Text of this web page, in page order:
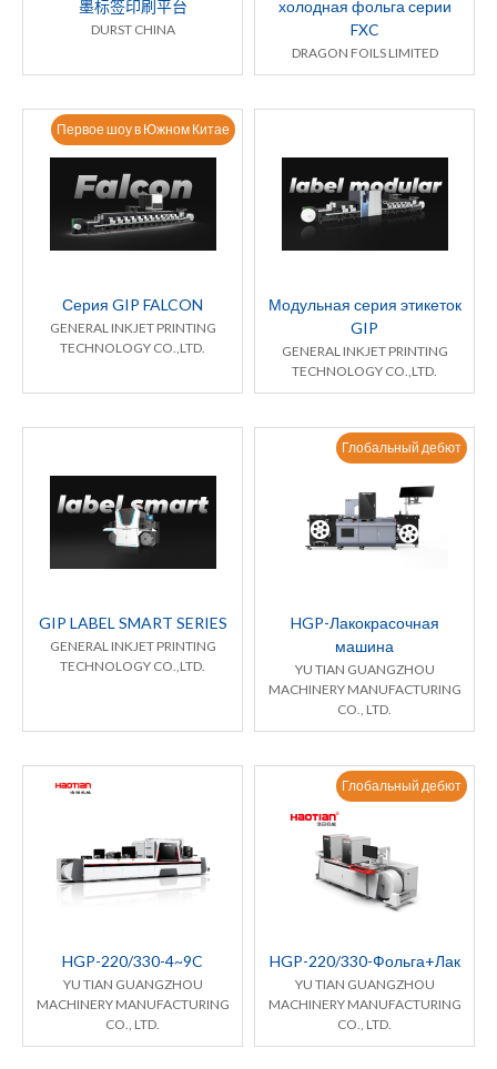
墨标签印刷平台
DURST CHINA
холодная фольга серии
FXC
DRAGON FOILS LIMITED
Первое шоу в Южном Китае
Серия GIP FALCON
GENERAL INKJET PRINTING
TECHNOLOGY CO.,LTD.
Модульная серия этикеток
GIP
GENERAL INKJET PRINTING
TECHNOLOGY CO.,LTD.
GIP LABEL SMART SERIES
GENERAL INKJET PRINTING
TECHNOLOGY CO.,LTD.
Глобальный дебют
HGP-Лакокрасочная
машина
YU TIAN GUANGZHOU
MACHINERY MANUFACTURING
CO., LTD.
HGP-220/330-4~9C
YU TIAN GUANGZHOU
MACHINERY MANUFACTURING
CO., LTD.
Глобальный дебют
HGP-220/330-Фольга+Лак
YU TIAN GUANGZHOU
MACHINERY MANUFACTURING
CO., LTD.